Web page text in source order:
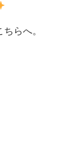
らへ。